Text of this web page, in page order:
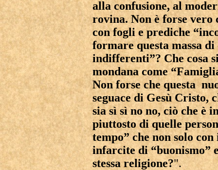
alla confusione, al
rovina. Non è forse
con fogli e prediche
formare questa massa
indifferenti”? Che cosa
mondana come
Non forse che questa
seguace di Gesù Cristo,
sia sì sì no no, ciò che è
piuttosto di quelle
tempo” che non solo
infarcite di “buonismo”
stessa religione?".